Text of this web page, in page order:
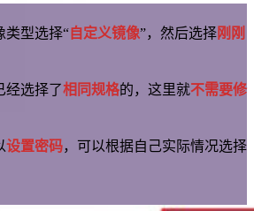
类型选择“自定义镜像”，然后选择刚刚
经选择了相同规格的，这里就不需要修
设置密码，可以根据自己实际情况选择